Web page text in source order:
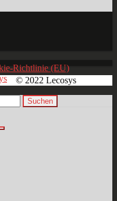
Richtlinie (EU)
© 2022 Lecosys